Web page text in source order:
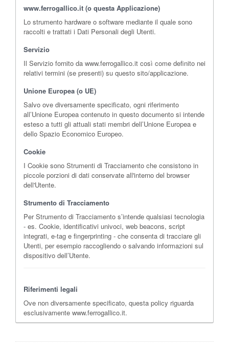
www.ferrogallico.it (o questa Applicazione)
Lo strumento hardware o software mediante il quale sono
raccolti e trattati i Dati Personali degli Utenti.
Servizio
Il Servizio fornito da www.ferrogallico.it così come definito nei
relativi termini (se presenti) su questo sito/applicazione.
Unione Europea (o UE)
Salvo ove diversamente specificato, ogni riferimento
all’Unione Europea contenuto in questo documento si intende
esteso a tutti gli attuali stati membri dell’Unione Europea e
dello Spazio Economico Europeo.
Cookie
I Cookie sono Strumenti di Tracciamento che consistono in
piccole porzioni di dati conservate all'interno del browser
dell'Utente.
Strumento di Tracciamento
Per Strumento di Tracciamento s’intende qualsiasi tecnologia
- es. Cookie, identificativi univoci, web beacons, script
integrati, e-tag e fingerprinting - che consenta di tracciare gli
Utenti, per esempio raccogliendo o salvando informazioni sul
dispositivo dell’Utente.
Riferimenti legali
Ove non diversamente specificato, questa policy riguarda
esclusivamente www.ferrogallico.it.